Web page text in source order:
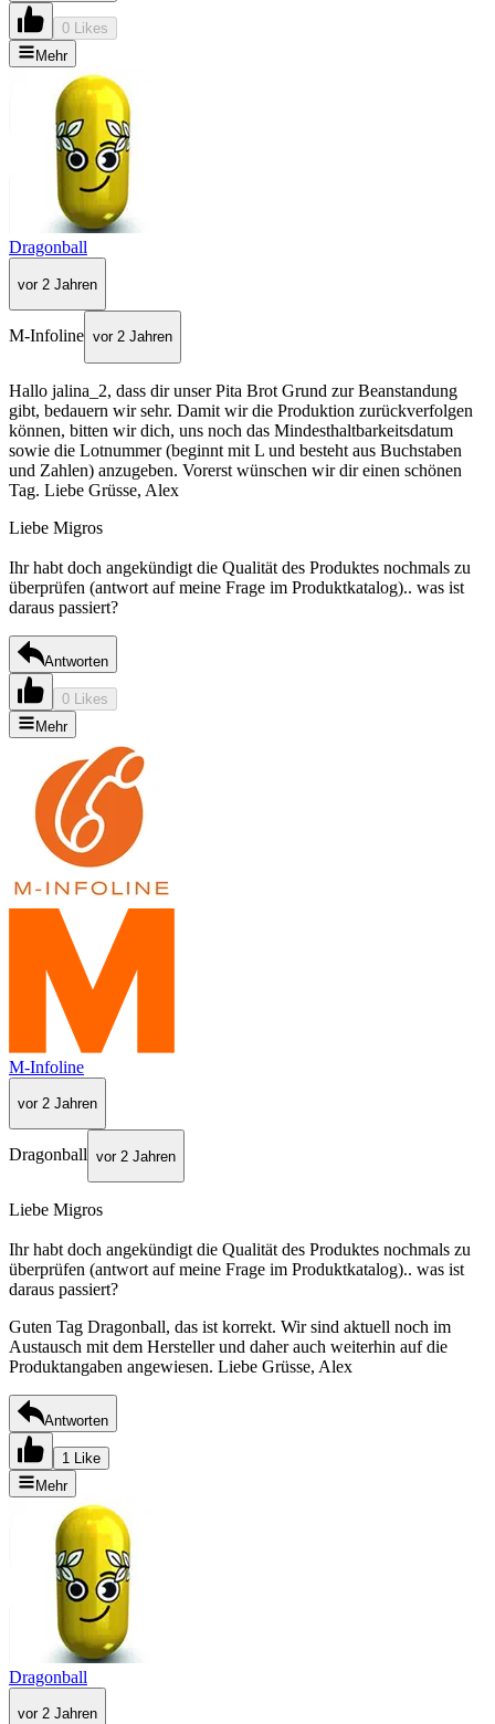
0 Likes
Mehr
Dragonball
vor 2 Jahren
M-Infoline vor 2 Jahren
Hallo jalina_2, dass dir unser Pita Brot Grund zur Beanstandung
gibt, bedauern wir sehr. Damit wir die Produktion zurückverfolgen
können, bitten wir dich, uns noch das Mindesthaltbarkeitsdatum
sowie die Lotnummer (beginnt mit L und besteht aus Buchstaben
und Zahlen) anzugeben. Vorerst wünschen wir dir einen schönen
Tag. Liebe Grüsse, Alex
Liebe Migros
Ihr habt doch angekündigt die Qualität des Produktes nochmals zu
überprüfen (antwort auf meine Frage im Produktkatalog).. was ist
daraus passiert?
Antworten
0 Likes
Mehr
M-Infoline
vor 2 Jahren
Dragonball vor 2 Jahren
Liebe Migros
Ihr habt doch angekündigt die Qualität des Produktes nochmals zu
überprüfen (antwort auf meine Frage im Produktkatalog).. was ist
daraus passiert?
Guten Tag Dragonball, das ist korrekt. Wir sind aktuell noch im
Austausch mit dem Hersteller und daher auch weiterhin auf die
Produktangaben angewiesen. Liebe Grüsse, Alex
Antworten
1 Like
Mehr
Dragonball
vor 2 Jahren